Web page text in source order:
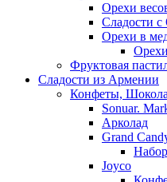
Орехи
Сладости
Орехи в
Фруктовая
Сладости из Армении
Конфеты,
Sonuar.
Арколад
Grand
Joyco